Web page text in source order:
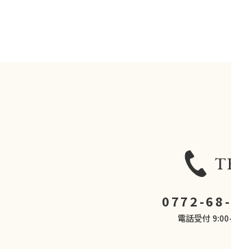
0772-
電話受付